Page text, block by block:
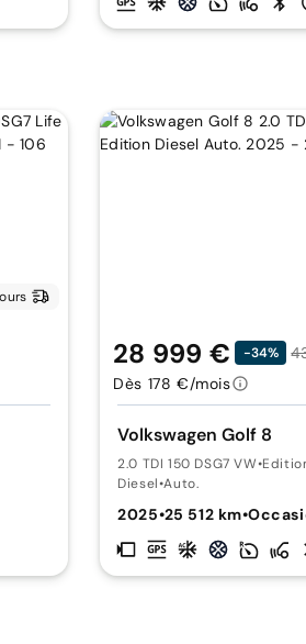
Volkswagen Golf 8
2.0 TDI 150 DSG7 VW•
Diesel•Auto.
2025•25 512 km•
28 999 € -34%
Dès 178 €/mois